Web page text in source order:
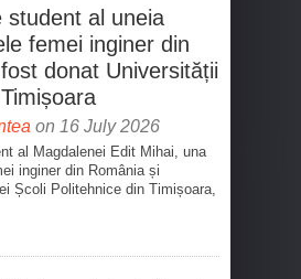
student al uneia
femei inginer din
donat Universității
on 16 July 2026
al Magdalenei Edit Mihai, una
inginer din România și
Școli Politehnice din Timișoara,